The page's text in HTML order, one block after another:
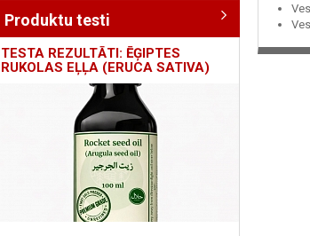
Produktu testi
TESTA REZULTĀTI: ĒĢIPTES
RUKOLAS EĻĻA (ERUCA SATIVA)